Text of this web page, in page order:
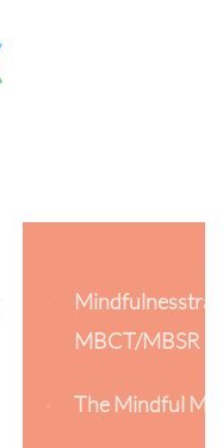
MBCT/MBSR
The Mindful